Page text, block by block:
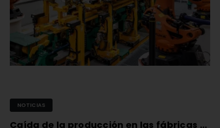
Caída de la producción en las fábricas automovilísticas españolas: causas y perspectivas
NOTICIAS